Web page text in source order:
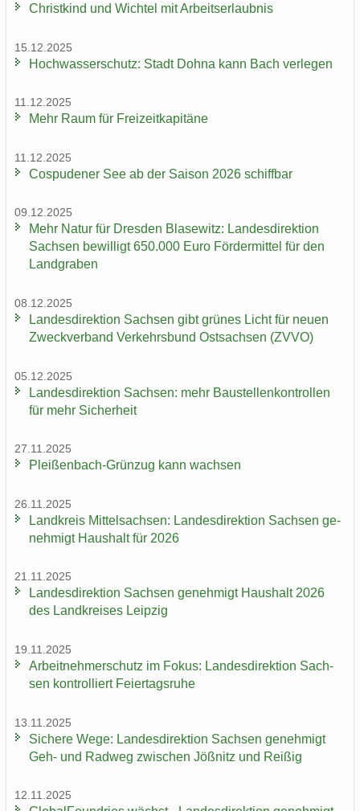
Christ­kind und Wich­tel mit Ar­beits­er­laub­nis
15.12.2025
Hoch­was­ser­schutz: Stadt Dohna kann Bach ver­le­gen
11.12.2025
Mehr Raum für Frei­zeit­ka­pi­tä­ne
11.12.2025
Cos­pu­de­ner See ab der Sai­son 2026 schiff­bar
09.12.2025
Mehr Natur für Dres­den Bla­se­witz: Lan­des­di­rek­ti­on
Sach­sen be­wil­ligt 650.000 Euro För­der­mit­tel für den
Land­gra­ben
08.12.2025
Lan­des­di­rek­ti­on Sach­sen gibt grü­nes Licht für neuen
Zweck­ver­band Ver­kehrs­bund Ost­sach­sen (ZVVO)
05.12.2025
Lan­des­di­rek­ti­on Sach­sen: mehr Bau­stel­len­kon­trol­len
für mehr Si­cher­heit
27.11.2025
Pleißenbach-​Grünzug kann wach­sen
26.11.2025
Land­kreis Mit­tel­sach­sen: Lan­des­di­rek­ti­on Sach­sen ge­
neh­migt Haus­halt für 2026
21.11.2025
Lan­des­di­rek­ti­on Sach­sen ge­neh­migt Haus­halt 2026
des Land­krei­ses Leip­zig
19.11.2025
Ar­beit­neh­mer­schutz im Fokus: Lan­des­di­rek­ti­on Sach­
sen kon­trol­liert Fei­er­tags­ru­he
13.11.2025
Si­che­re Wege: Lan­des­di­rek­ti­on Sach­sen ge­neh­migt
Geh- und Rad­weg zwi­schen Jöß­nitz und Rei­ßig
12.11.2025